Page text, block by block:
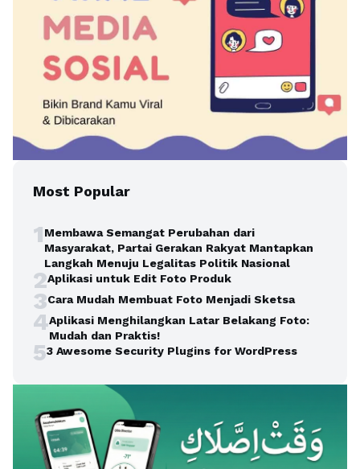
Most Popular
1Membawa Semangat Perubahan dari
Masyarakat, Partai Gerakan Rakyat Mantapkan
Langkah Menuju Legalitas Politik Nasional
2Aplikasi untuk Edit Foto Produk
3Cara Mudah Membuat Foto Menjadi Sketsa
4Aplikasi Menghilangkan Latar Belakang Foto:
Mudah dan Praktis!
53 Awesome Security Plugins for WordPress